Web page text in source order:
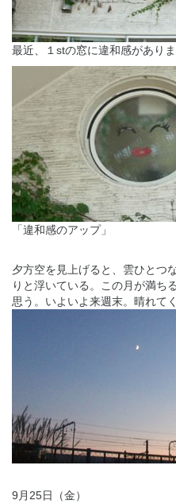
最近、１stの窓に違和感がありま
「違和感のアップ」
夕方空を見上げると、雲ひとつ
りと浮いている。この月が満ち
思う。いよいよ来週末。晴れて
9月25日（金）